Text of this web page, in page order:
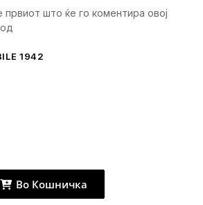
првиот што ќе го коментира овој
1942
Во Кошничка